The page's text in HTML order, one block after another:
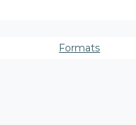
Formats